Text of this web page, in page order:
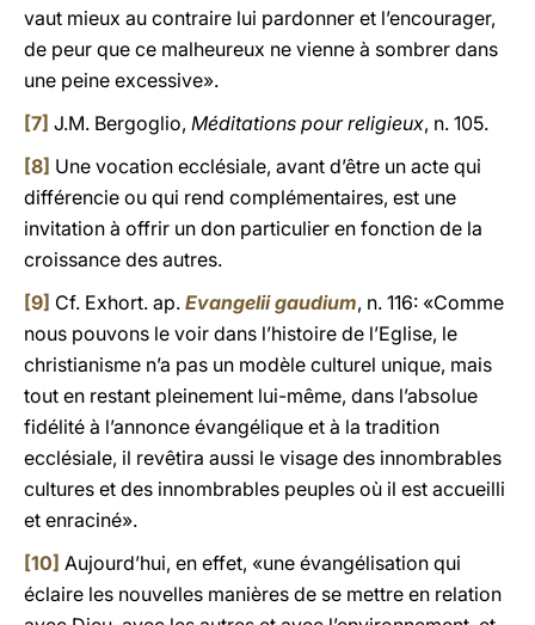
vaut mieux au contraire lui pardonner et l’encourager,
de peur que ce malheureux ne vienne à sombrer dans
une peine excessive».
[7] J.M. Bergoglio, Méditations pour religieux, n. 105.
[8] Une vocation ecclésiale, avant d’être un acte qui
différencie ou qui rend complémentaires, est une
invitation à offrir un don particulier en fonction de la
croissance des autres.
[9] Cf. Exhort. ap. Evangelii gaudium, n. 116: «Comme
nous pouvons le voir dans l’histoire de l’Eglise, le
christianisme n’a pas un modèle culturel unique, mais
tout en restant pleinement lui-même, dans l’absolue
fidélité à l’annonce évangélique et à la tradition
ecclésiale, il revêtira aussi le visage des innombrables
cultures et des innombrables peuples où il est accueilli
et enraciné».
[10] Aujourd’hui, en effet, «une évangélisation qui
éclaire les nouvelles manières de se mettre en relation